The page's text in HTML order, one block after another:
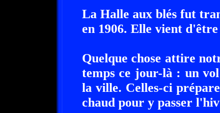
La Halle aux blés fut
en 1906. Elle vient
Quelque chose attire
temps ce jour-là : un
la ville. Celles-ci
chaud pour y passer